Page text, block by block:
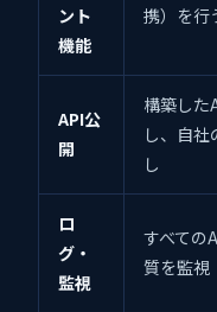
ント
機能
携）を行
API公
開
構築した
し、自
し
ロ
グ・
監視
すべての
質を監視